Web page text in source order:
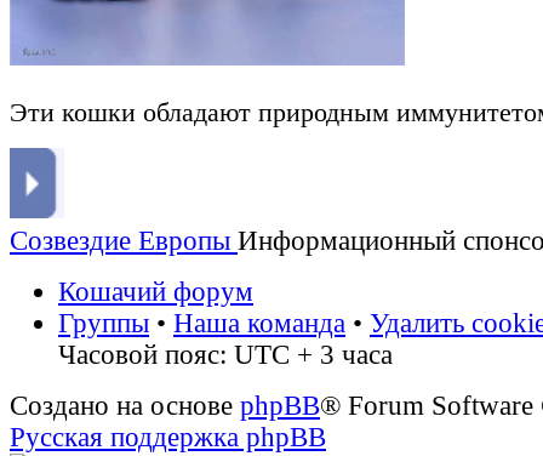
Эти кошки обладают природным
Созвездие Европы Информационный
Кошачий форум
Группы • Наша команда • Удалить
Часовой пояс: UTC + 3 часа
Создано на основе phpBB® Forum
Русская поддержка phpBB